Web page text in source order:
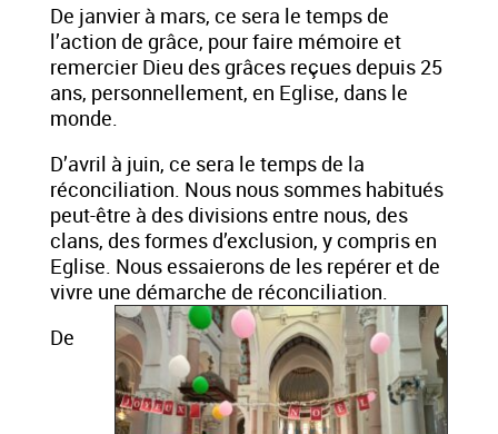
De janvier à mars, ce sera le temps de
l’action de grâce, pour faire mémoire et
remercier Dieu des grâces reçues depuis 25
ans, personnellement, en Eglise, dans le
monde.
D’avril à juin, ce sera le temps de la
réconciliation. Nous nous sommes habitués
peut-être à des divisions entre nous, des
clans, des formes d’exclusion, y compris en
Eglise. Nous essaierons de les repérer et de
vivre une démarche de réconciliation.
De